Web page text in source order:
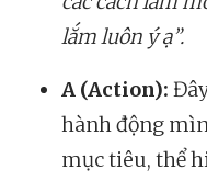
lắm luôn ý ạ”.
A (Action):
hành động
mục tiêu, thể